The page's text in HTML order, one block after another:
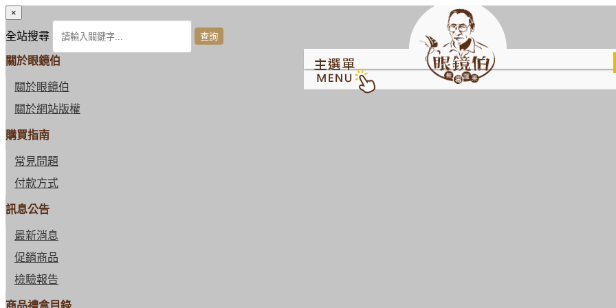
×
全站搜尋
關於眼鏡伯
關於眼鏡伯
關於網站版權
購買指南
常見問題
付款方式
訊息公告
最新消息
促銷商品
檢驗報告
商品禮盒目錄